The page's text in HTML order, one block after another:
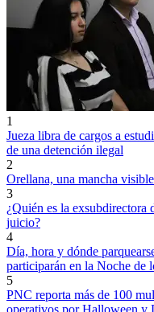
1
Jueza libra de cargos a
de una detención ilegal
2
Orellana, una mancha visible
3
¿Quién es la exsubdirectora
juicio?
4
Día, hora y dónde
participarán en la Noche de
5
PNC reporta más de 100
operativos por Halloween y